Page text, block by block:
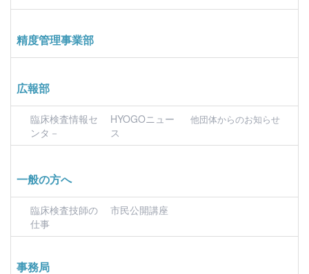
精度管理事業部
広報部
臨床検査情報セ
ンタ－
HYOGOニュー
ス
他団体からのお知らせ
一般の方へ
臨床検査技師の
仕事
市民公開講座
事務局